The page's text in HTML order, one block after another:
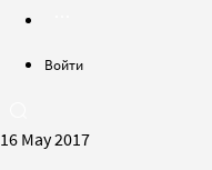
Войти
16 May 2017